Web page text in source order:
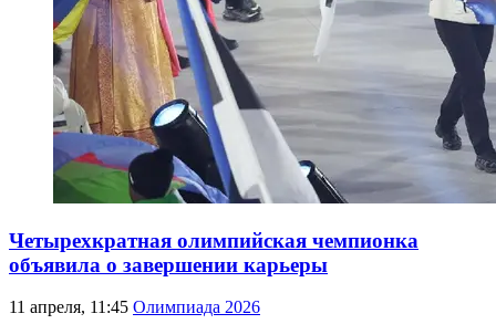
Четырехкратная олимпийская чемпионка
объявила о завершении карьеры
11 апреля, 11:45 Олимпиада 2026